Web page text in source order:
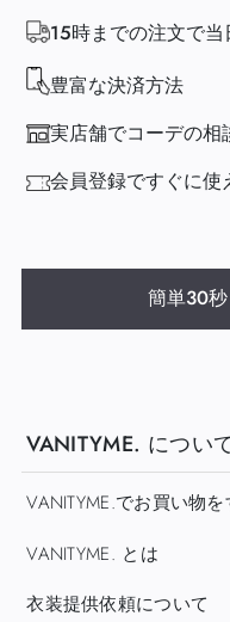
15時までの注文で当
豊富な決済方法
実店舗でコーデの相
会員登録ですぐに使
簡単30
VANITYME. につい
VANITYME.でお買い物
VANITYME. とは
衣装提供依頼について